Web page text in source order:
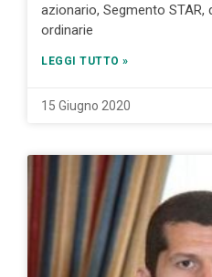
azionario, Segmento STAR,
ordinarie
LEGGI TUTTO »
15 Giugno 2020